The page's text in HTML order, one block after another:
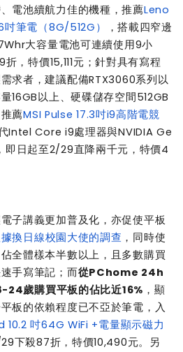
電池續航力佳的機種，推薦Leno
筆電（8G/512G）
，搭載四窄邊
大容量電池可連續使用9小
，特價15,111元；針對具有寫程
求者，建議配備RTX3060系列以
16GB以上、硬碟儲存空間512GB
薦MSI Pulse 17.3吋i9高階電競
Intel Core i9處理器與NVIDIA Ge
日起至2/29直降兩千元，特價4
子講義更加普及化，亦促使平板
換日線校園大使的調查 ，同時使
全體樣本半數以上，且多數購買
手寫筆記；而從PChome 24h
24歲購買平板的佔比近16% ，顯
板的依賴程度已不亞於筆電，入
吋64G WiFi +電量顯示磁力
下殺87折，特價10,490元。另